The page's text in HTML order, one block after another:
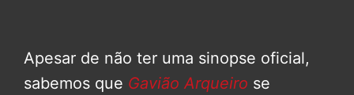
Apesar de não ter uma sinopse oficial,
sabemos que Gavião Arqueiro se